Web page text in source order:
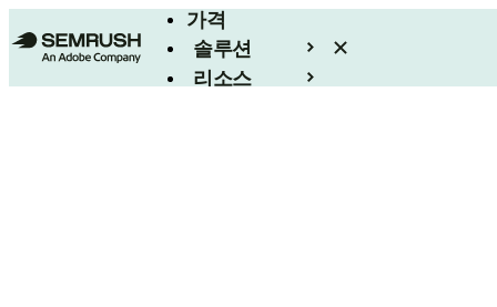
가격
솔루션
리소스